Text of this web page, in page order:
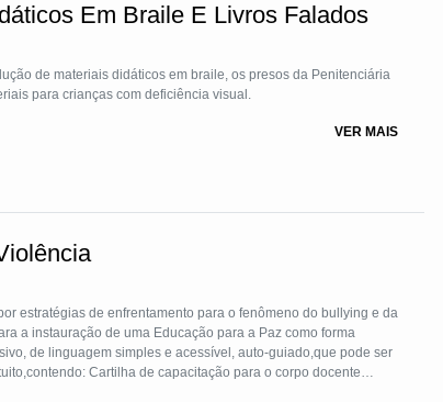
atuando na construção de uma intervenção integrada e
proteção a jovens e adolescentes vulneráveis.
Em Braile E Livros Falados
de materiais didáticos em braile, os presos da Penitenciária
para crianças com deficiência visual.
VER MAIS
estratégias de enfrentamento para o fenômeno do bullying e da
forma
de linguagem simples e acessível, auto-guiado,que pode ser
para o corpo docente